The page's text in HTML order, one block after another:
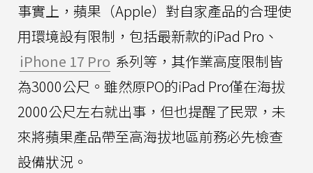
事實上，蘋果（Apple）對自家產品的合理使
用環境設有限制，包括最新款的iPad Pro、
iPhone 17 Pro 系列等，其作業高度限制皆
為3000公尺。雖然原PO的iPad Pro僅在海拔
2000公尺左右就出事，但也提醒了民眾，未
來將蘋果產品帶至高海拔地區前務必先檢查
設備狀況。